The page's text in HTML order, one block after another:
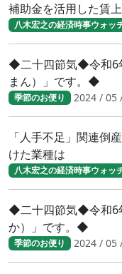
補助金を活用した賃
八木宏之の経済時事ウォッ
◆二十四節気◆令和6
まん）」です。◆
季節のお便り 2024 / 05
「人手不足」関連倒
けた業種は
八木宏之の経済時事ウォッ
◆二十四節気◆令和6
か）」です。◆
季節のお便り 2024 / 05